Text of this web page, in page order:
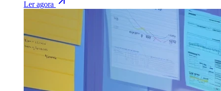
Ler agora